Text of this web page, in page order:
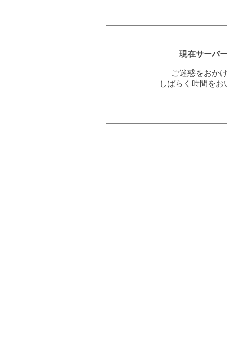
現在サーバ
ご迷惑をおか
しばらく時間を